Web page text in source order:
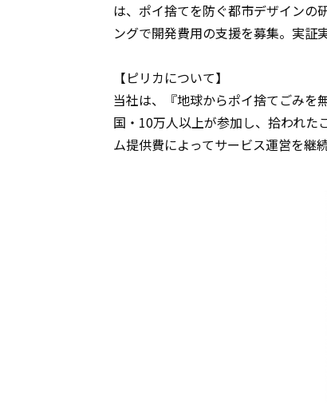
は、ポイ捨てを防ぐ都市デザインの
ングで開発費用の支援を募集。実証
【ピリカについて】
当社は、『地球からポイ捨てごみを
国・10万人以上が参加し、拾われ
ム提供費によってサービス運営を継